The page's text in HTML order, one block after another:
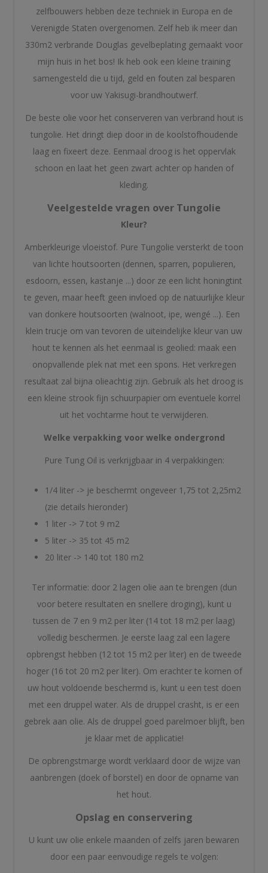
zelfbouwers hebben deze techniek in Europa en de
Verenigde Staten overgenomen. Zelf heb ik meer dan
330m2 verbrande Douglas gevelbeplating gemaakt voor
mijn huis in het bos! Ik heb ook een kleine training
samengesteld die u tijd, geld en fouten zal besparen
voor uw Yakisugi-brandhoutwerf.
De beste olie voor het conserveren van verbrand hout is
tungolie. Het dringt diep door in de koolstofhoudende
laag en fixeert deze. Eenmaal droog is het oppervlak
schoon en laat het geen zwart achter op handen of
kleding.
Veelgestelde vragen over Tungolie
Kleur?
Amberkleurige vloeistof. Pure Tungolie versterkt de toon
van lichte houtsoorten (dennen, sparren, populieren,
esdoorn, essen, kastanje ...) door ze een licht honingtint
te geven, maar heeft geen invloed op de natuurlijke kleur
van donkere houtsoorten (walnoot, ipe, wengé ...). Een
klein trucje om van tevoren de uiteindelijke kleur van uw
hout te kennen als het eenmaal is geolied: maak een
onopvallende plek nat met een spons. Het verkregen
resultaat zal bijna olieachtig zijn. Gebruik als het droog is
een kleine strook fijn schuurpapier om eventuele korrel
uit het vochtarme hout te verwijderen.
Welke verpakking voor welke ondergrond
Pure Tung Oil is verkrijgbaar in 4 verpakkingen:
1/4 liter -> je beschermt ongeveer 1,75 tot 2,25m2
(zie details hieronder)
1 liter -> 7 tot 9 m2
5 liter -> 35 tot 45 m2
20 liter -> 140 tot 180 m2
Ter informatie: door 2 lagen olie aan te brengen (dun
voor betere resultaten en snellere droging), kunt u
tussen de 7 en 9 m2 per liter (14 tot 18 m2 per laag)
volledig beschermen. Je eerste laag zal een lagere
opbrengst hebben (12 tot 15 m2 per liter) en de tweede
hoger (16 tot 20 m2 per liter). Om erachter te komen of
uw hout voldoende beschermd is, kunt u een test doen
met een druppel water. Als de druppel crasht, is er een
gebrek aan olie. Als de druppel goed parelmoer blijft, ben
je klaar met de applicatie!
De opbrengstmarge wordt verklaard door de wijze van
aanbrengen (doek of borstel) en door de opname van
het hout.
Opslag en conservering
U kunt uw olie enkele maanden of zelfs jaren bewaren
door een paar eenvoudige regels te volgen: